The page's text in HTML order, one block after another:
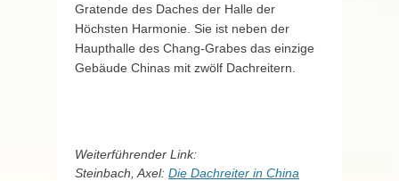
Gratende des Daches der Halle der
Höchsten Harmonie. Sie ist neben der
Haupthalle des Chang-Grabes das einzige
Gebäude Chinas mit zwölf Dachreitern.
Weiterführender Link:
Steinbach, Axel: Die Dachreiter in China